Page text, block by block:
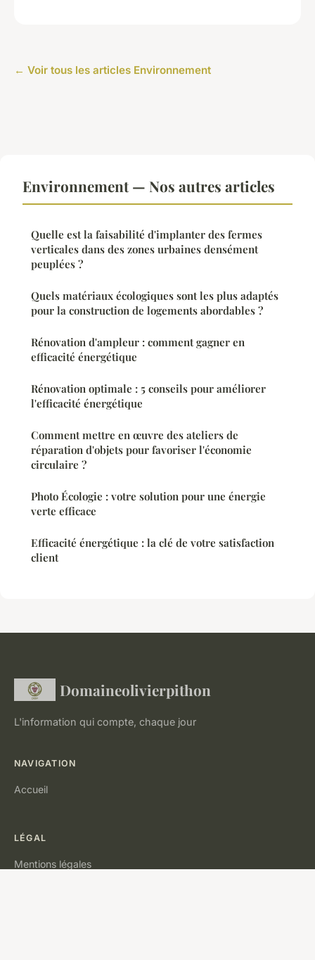
← Voir tous les articles Environnement
Environnement — Nos autres articles
Quelle est la faisabilité d'implanter des fermes
verticales dans des zones urbaines densément
peuplées ?
Quels matériaux écologiques sont les plus adaptés
pour la construction de logements abordables ?
Rénovation d'ampleur : comment gagner en
efficacité énergétique
Rénovation optimale : 5 conseils pour améliorer
l'efficacité énergétique
Comment mettre en œuvre des ateliers de
réparation d'objets pour favoriser l'économie
circulaire ?
Photo Écologie : votre solution pour une énergie
verte efficace
Efficacité énergétique : la clé de votre satisfaction
client
Domaineolivierpithon
L'information qui compte, chaque jour
NAVIGATION
Accueil
LÉGAL
Mentions légales